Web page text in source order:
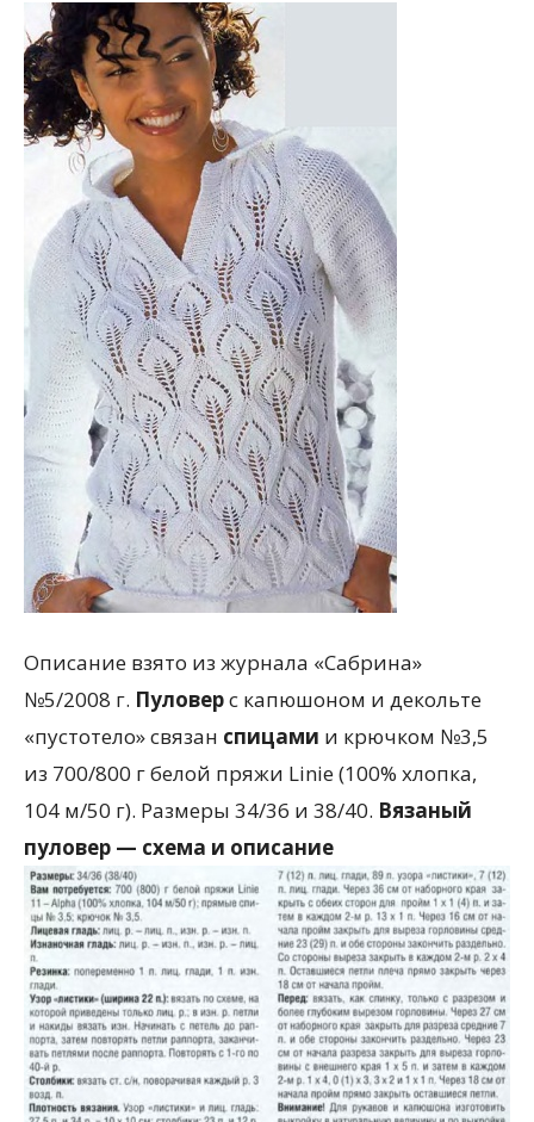
Описание взято из журнала «Сабрина»
№5/2008 г. Пуловерс капюшоном и декольте
«пустотело» связан спицами и крючком №3,5
из 700/800 г белой пряжи Linie (100% хлопка,
104 м/50 г). Размеры 34/36 и 38/40. Вязаный
пуловер — схема и описание